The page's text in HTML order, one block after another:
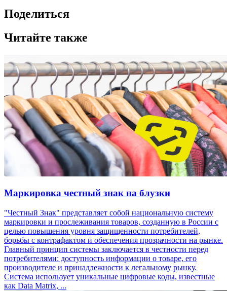
Поделиться
Читайте также
Маркировка честный знак на блузки
"Честный Знак" представляет собой национальную систему
маркировки и прослеживания товаров, созданную в России с
целью повышения уровня защищенности потребителей,
борьбы с контрафактом и обеспечения прозрачности на рынке.
Главный принцип системы заключается в честности перед
потребителями: доступность информации о товаре, его
производителе и принадлежности к легальному рынку.
Система использует уникальные цифровые коды, известные
как Data Matrix, ...